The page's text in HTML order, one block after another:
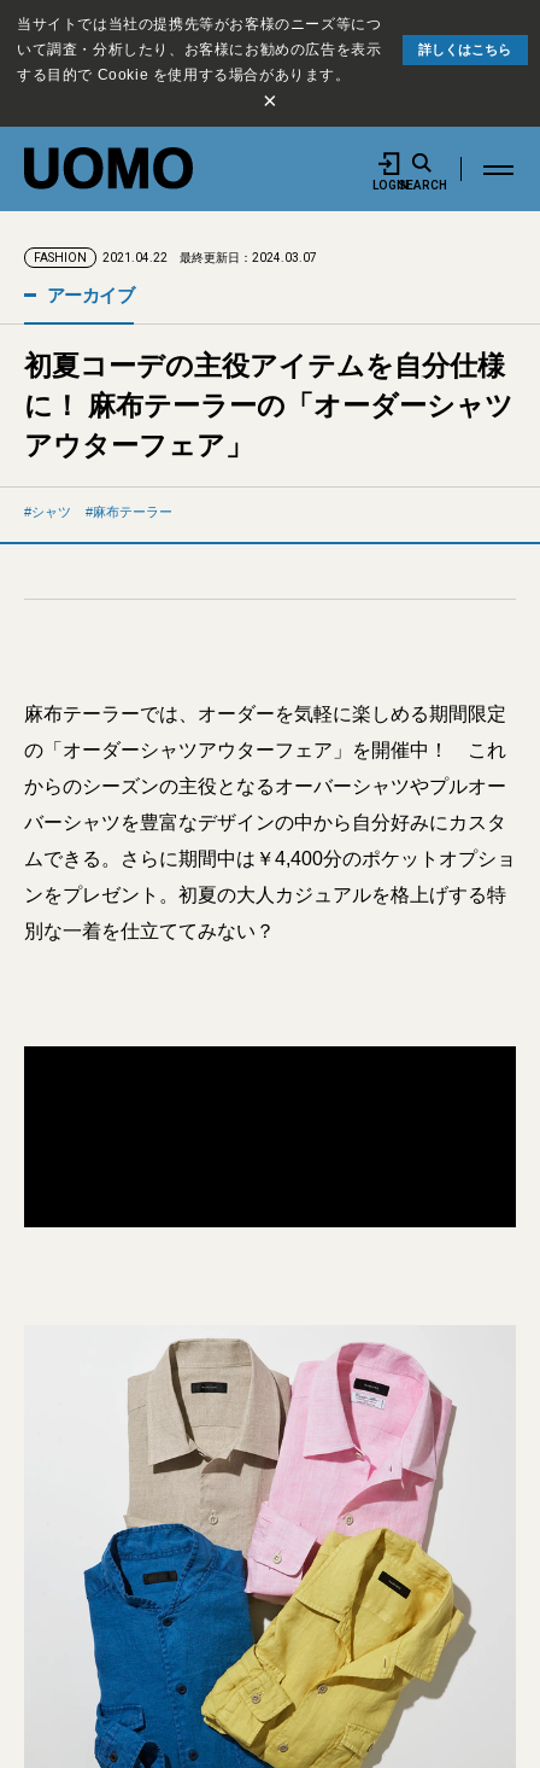
当サイトでは当社の提携先等がお客様のニーズ等につ
いて調査・分析したり、お客様にお勧めの広告を表示
する目的で Cookie を使用する場合があります。
詳しくはこちら
×
LOGINSEARCH
FASHION 2021.04.22 最終更新日：2024.03.07
アーカイブ
初夏コーデの主役アイテムを自分仕様
に！ 麻布テーラーの「オーダーシャツ
アウターフェア」
シャツ 麻布テーラー
麻布テーラーでは、オーダーを気軽に楽しめる期間限定
の「オーダーシャツアウターフェア」を開催中！ これ
からのシーズンの主役となるオーバーシャツやプルオー
バーシャツを豊富なデザインの中から自分好みにカスタ
ムできる。さらに期間中は￥4,400分のポケットオプショ
ンをプレゼント。初夏の大人カジュアルを格上げする特
別な一着を仕立ててみない？